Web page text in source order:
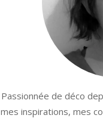
Passionnée de déco
mes inspirations, mes